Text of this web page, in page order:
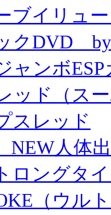
ブイリュ
クDVD
ャンボ
ッド（ス
スレッド
NEW人体
ロングタ
（ウル